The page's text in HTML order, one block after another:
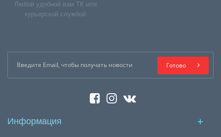
Любой удобной вам ТК или
курьерской службой
Готово
Информация